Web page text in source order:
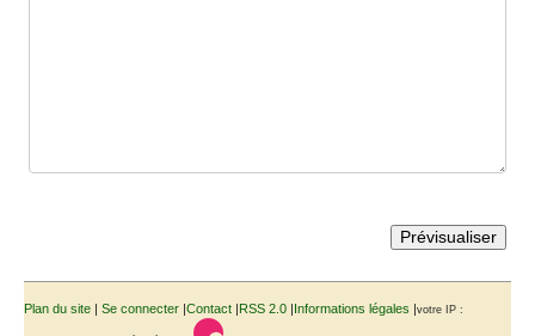
Plan du site | Se connecter |Contact |RSS 2.0 |Informations légales |votre IP :